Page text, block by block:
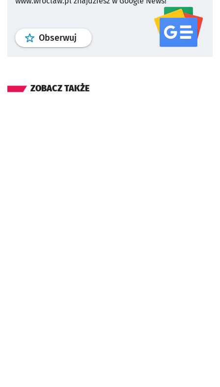
Obserwuj profil serwisu
ZOBACZ TAKŻE